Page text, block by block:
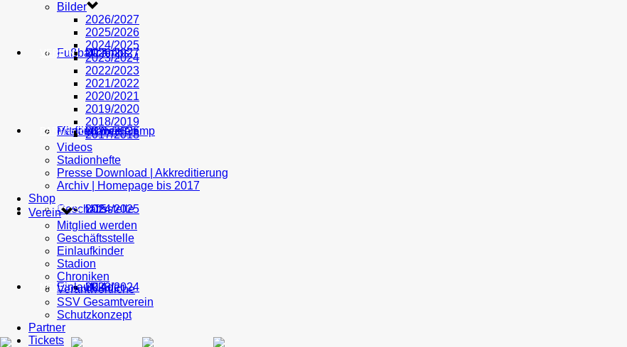
U17
U16
U15
U14
Fußballcamps
Performance Camp
2026/2027
2025/2026
2024/2025
2023/2024
VEREIN
Mitglied werden
Geschäftsstelle
Einlaufkinder
PARTNER
TICKETS
NEWS
Bilder
2026/2027
2025/2026
2024/2025
2023/2024
2022/2023
2021/2022
2020/2021
2019/2020
2018/2019
2017/2018
Videos
Stadionhefte
Presse Download | Akkreditierung
Archiv | Homepage bis 2017
Shop
Verein
Mitglied werden
Geschäftsstelle
Einlaufkinder
Stadion
Chroniken
Verantwortliche
SSV Gesamtverein
Schutzkonzept
Partner
Tickets